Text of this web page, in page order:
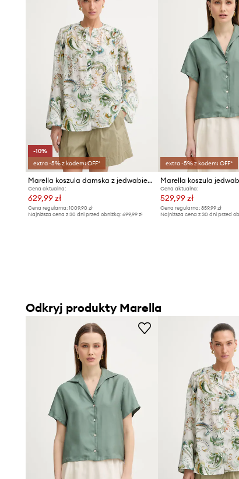
-10%
extra -5% z kodem: OFF*
Marella koszula damska z jedwabiem DISCO
Cena aktualna:
629,99 zł
Cena regularna: 1009,90 zł
Najniższa cena z 30 dni przed obniżką: 699,99 zł
extra -5% z kodem: OFF*
Cena aktualna:
529,99 zł
Cena regularna:859,99 zł
Najniższa cena z 30 dni przed
Odkryj produkty Marella